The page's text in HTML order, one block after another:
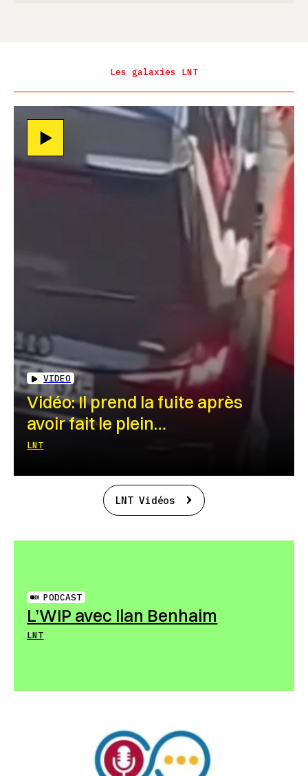
Les galaxies LNT
VIDEO
Vidéo: Il prend la fuite après
avoir fait le plein…
LNT
LNT Vidéos
PODCAST
L’WIP avec Ilan Benhaim
LNT